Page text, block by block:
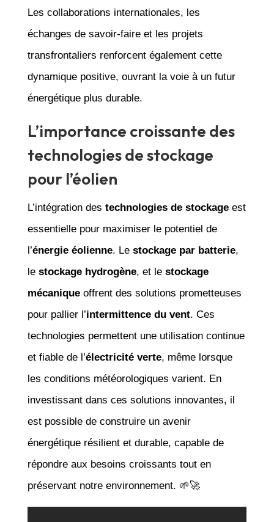
Les collaborations internationales, les
échanges de savoir-faire et les projets
transfrontaliers renforcent également cette
dynamique positive, ouvrant la voie à un futur
énergétique plus durable.
L’importance croissante des
technologies de stockage
pour l’éolien
L’intégration des technologies de stockageest
essentielle pour maximiser le potentiel de
l’énergie éolienne. Le stockage par batterie,
le stockage hydrogène, et le stockage
mécaniqueoffrent des solutions prometteuses
pour pallier l’intermittence du vent. Ces
technologies permettent une utilisation continue
et fiable de l’électricité verte, même lorsque
les conditions météorologiques varient. En
investissant dans ces solutions innovantes, il
est possible de construire un avenir
énergétique résilient et durable, capable de
répondre aux besoins croissants tout en
préservant notre environnement. 🌱🚀